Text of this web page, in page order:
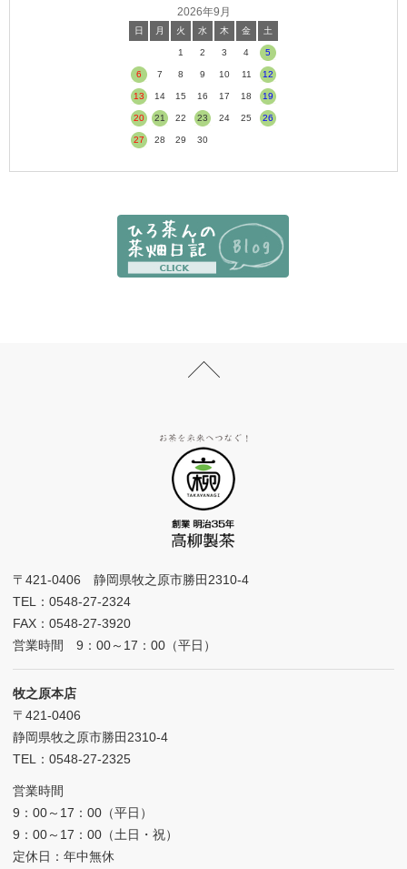
2026年9月
日 月 火 水 木 金 土
1 2 3 4 5
6 7 8 9 10 11 12
13 14 15 16 17 18 19
20 21 22 23 24 25 26
27 28 29 30
〒421-0406 静岡県牧之原市勝田2310-4
TEL：0548-27-2324
FAX：0548-27-3920
営業時間 9：00～17：00（平日）
牧之原本店
〒421-0406
静岡県牧之原市勝田2310-4
TEL：0548-27-2325
営業時間
9：00～17：00（平日）
9：00～17：00（土日・祝）
定休日：年中無休